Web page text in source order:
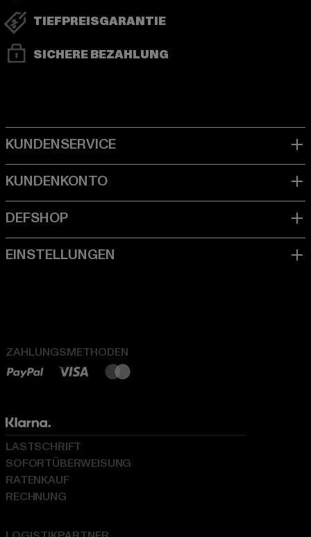
TIEFPREISGARANTIE
SICHERE BEZAHLUNG
ZAHLUNGSMETHODEN
LASTSCHRIFT
SOFORTÜBERWEISUNG
RATENKAUF
RECHNUNG